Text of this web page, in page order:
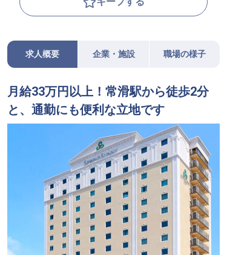
求人概要 企業・施設 職場の様子
月給33万円以上！常滑駅から徒歩2分
と、通勤にも便利な立地です